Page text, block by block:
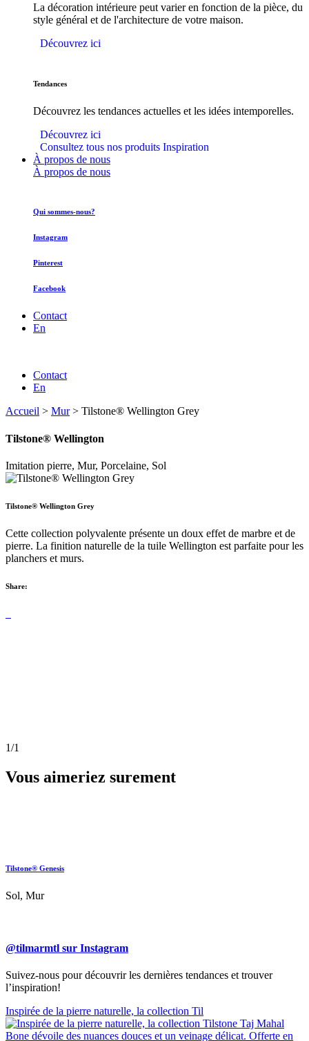
La décoration intérieure peut varier en fonction de la pièce, du
style général et de l'architecture de votre maison.
Découvrez ici
Tendances
Découvrez les tendances actuelles et les idées intemporelles.
Découvrez ici
Consultez tous nos produits Inspiration
À propos de nous
À propos de nous
Qui sommes-nous?
Instagram
Pinterest
Facebook
Contact
En
Contact
En
Accueil > Mur> Tilstone® Wellington Grey
Tilstone® Wellington
Imitation pierre, Mur, Porcelaine, Sol
Tilstone® Wellington Grey
Cette collection polyvalente présente un doux effet de marbre et de
pierre. La finition naturelle de la tuile Wellington est parfaite pour les
planchers et murs.
Share:
1/1
Vous aimeriez surement
Tilstone® Genesis
Sol, Mur
@tilmarmtl sur Instagram
Suivez-nous pour découvrir les dernières tendances et trouver
l’inspiration!
Inspirée de la pierre naturelle, la collection Til